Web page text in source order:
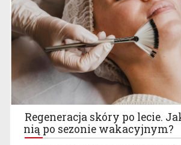
Regeneracja skóry po lecie.
nią po sezonie wakacyjnym?